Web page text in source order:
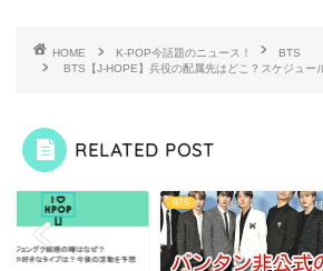
HOME K-POP今話題のニュース！
BTS
BTS【J-HOPE】兵役の配属先はどこ？スケジュー
RELATED POST
BTS